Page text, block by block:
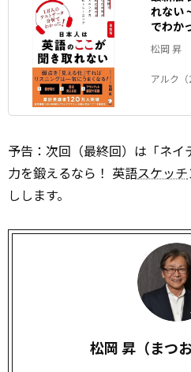
れない
でわか
松岡 昇
アルク
予告：次回（最終回）は「ネ
力を鍛えるなら！ 英語スケッチ
しします。
松岡 昇（まつ